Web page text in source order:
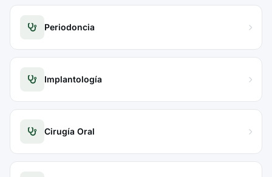
Periodoncia
Implantología
Cirugía Oral